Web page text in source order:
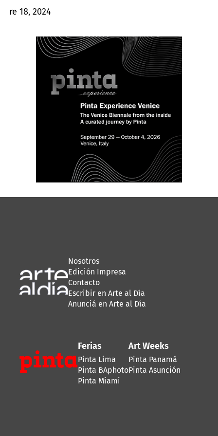
18, 2024
Nosotros
Edición Impresa
Contacto
Escribir en Arte al Día
Anunciá en Arte al Día
Ferias
Pinta Lima
Pinta BAphoto
Pinta Miami
Art Weeks
Pinta Panamá
Pinta Asunción